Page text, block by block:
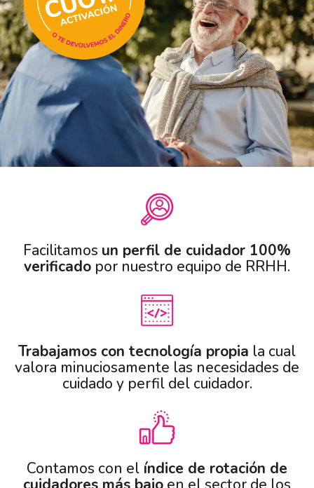
Facilitamos un perfil de cuidador 100%
verificado por nuestro equipo de RRHH.
Trabajamos con tecnología propia la cual
valora minuciosamente las necesidades de
cuidado y perfil del cuidador.
Contamos con el índice de rotación de